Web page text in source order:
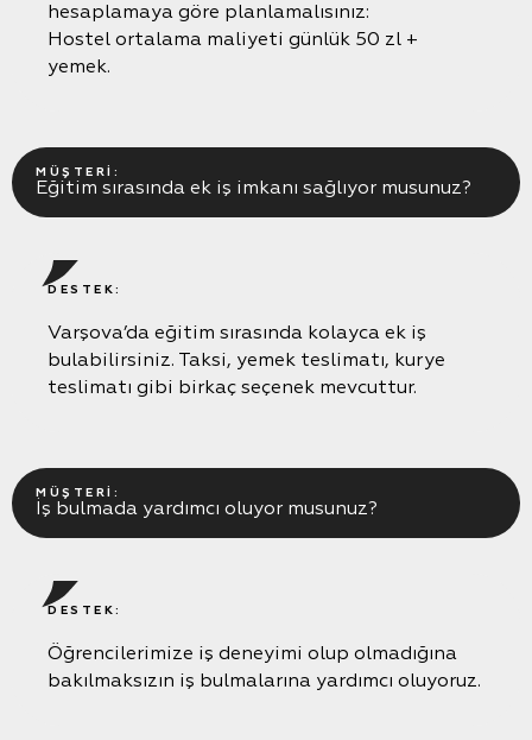
hesaplamaya göre planlamalısınız:
Hostel ortalama maliyeti günlük 50 zl +
yemek.
MÜŞTERI:
Eğitim sırasında ek iş imkanı sağlıyor musunuz?
DESTEK:
Varşova’da eğitim sırasında kolayca ek iş
bulabilirsiniz. Taksi, yemek teslimatı, kurye
teslimatı gibi birkaç seçenek mevcuttur.
MÜŞTERI:
İş bulmada yardımcı oluyor musunuz?
DESTEK:
Öğrencilerimize iş deneyimi olup olmadığına
bakılmaksızın iş bulmalarına yardımcı oluyoruz.